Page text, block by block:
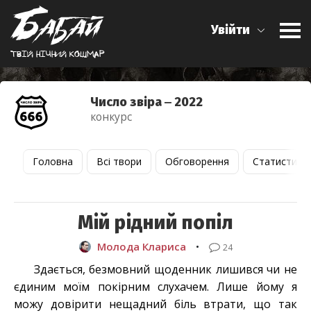
Твiй нiчний кошмар
Увійти
Число звіра ‒ 2022
конкурс
Головна Всі твори Обговорення Статистика
Мій рідний попіл
Молода Клариса • 24
Здається, безмовний щоденник лишився чи не
єдиним моїм покірним слухачем. Лише йому я
можу довірити нещадний біль втрати, що так